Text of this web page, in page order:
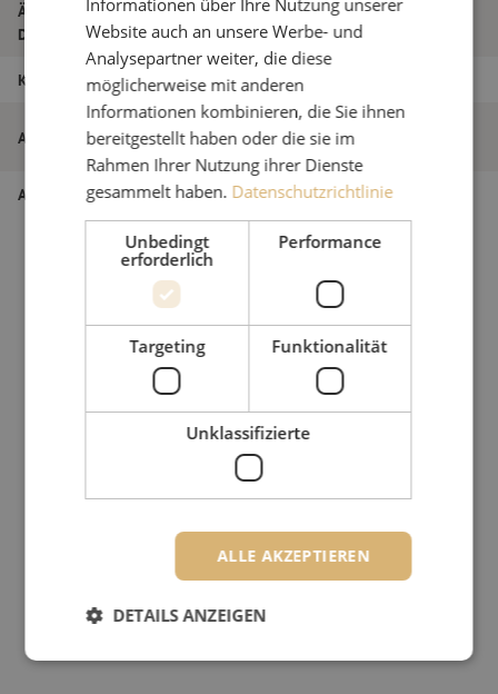
Äußerer
Durchmesser (mm)
Klasse C
Artikelname
Patchkabel simplex SM, LC/PC-SC/APC,
1,2mm, 12m
Artikel Nummer M20000706
Informationen über Ihre Nutzung unserer
Website auch an unsere Werbe- und
Analysepartner weiter, die diese
möglicherweise mit anderen
Informationen kombinieren, die Sie ihnen
bereitgestellt haben oder die sie im
Rahmen Ihrer Nutzung ihrer Dienste
gesammelt haben. Datenschutzrichtlinie
Unbedingt
erforderlich
Performance
Targeting Funktionalität
Unklassifizierte
ALLE AKZEPTIEREN
DETAILS ANZEIGEN